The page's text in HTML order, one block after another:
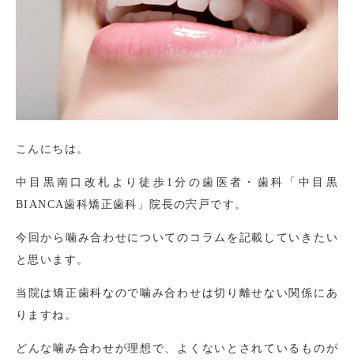
こんにちは。
中目黒南口改札より徒歩1分の歯医者・歯科「中目黒
BIANCA歯科矯正歯科」院長の宍戸です。
今回から噛み合わせについてのコラムを記載していきたい
と思います。
当院は矯正歯科なので噛み合わせは切り離せない関係にあ
りますね。
どんな噛み合わせが理想で、よくないとされているものが